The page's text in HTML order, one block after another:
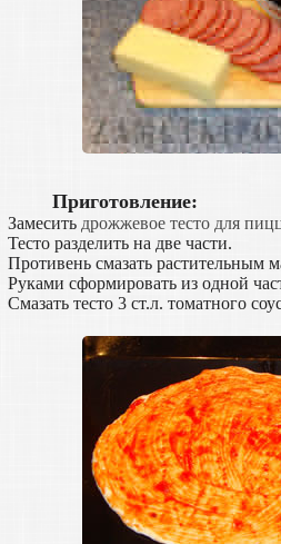
Приготовление:
Замесить дрожжевое тесто для
Тесто разделить на две части.
Противень смазать растительным
Руками сформировать из одной
Смазать тесто 3 ст.л. томатного